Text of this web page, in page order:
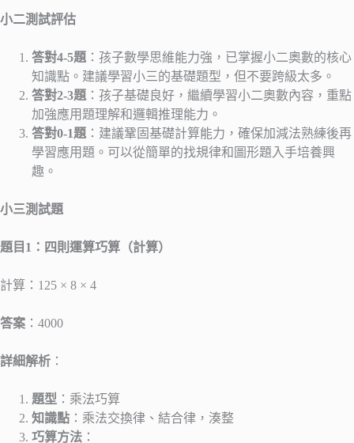
小二測試評估
答對4-5題 ：孩子數學思維能力強，已掌握小二奧數的核心
知識點。建議學習小三的基礎題型，但不要跨級太多。
答對2-3題 ：孩子基礎良好，繼續學習小二奧數內容，重點
加強應用題理解和邏輯推理能力。
答對0-1題 ：建議鞏固基礎計算能力，確保加減法熟練後再
學習應用題。可以從簡單的找規律和圖形題入手培養興
趣。
小三測試題
題目1：四則運算巧算（計算）
計算：125 × 8 × 4
答案 ：4000
詳細解析 ：
題型 ：乘法巧算
知識點 ：乘法交換律、結合律，湊整
巧算方法 ：